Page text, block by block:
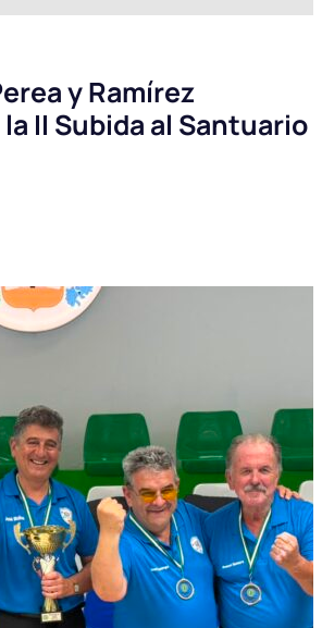
y Ramírez
II Subida al Santuario